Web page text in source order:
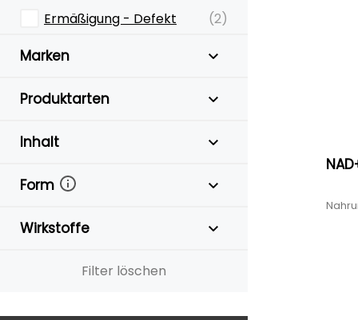
Ermäßigung - Defekt
(2)
Marken
Produktarten
Inhalt
Form
Wirkstoffe
Filter löschen